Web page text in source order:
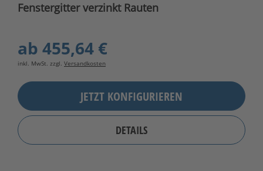
Fenstergitter verzinkt Rauten
ab 455,64 €
inkl. MwSt. zzgl. Versandkosten
JETZT KONFIGURIEREN
DETAILS